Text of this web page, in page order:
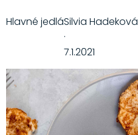
Hlavné jedláSilvia Hadeková
·
7.1.2021